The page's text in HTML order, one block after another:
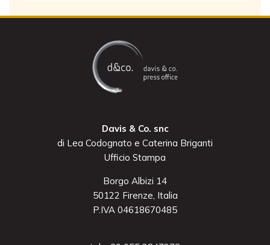
Davis & Co. snc
di Lea Codognato e Caterina Briganti
Ufficio Stampa
Borgo Albizi 14
50122 Firenze, Italia
P.IVA 04618670485